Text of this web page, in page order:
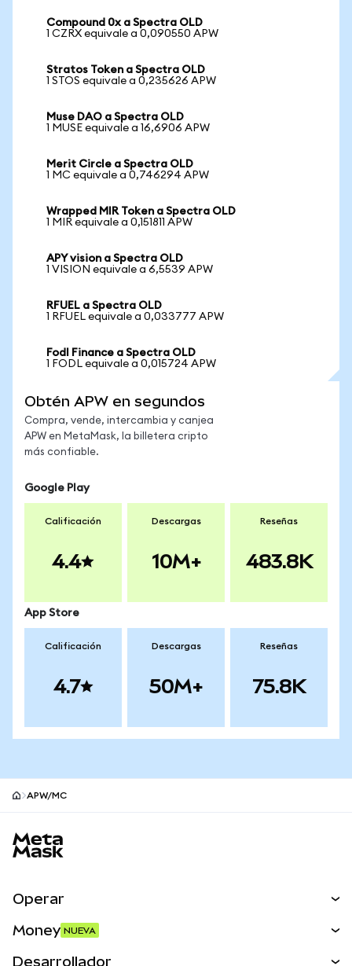
Compound 0x a Spectra OLD
1 CZRX equivale a 0,090550 APW
Stratos Token a Spectra OLD
1 STOS equivale a 0,235626 APW
Muse DAO a Spectra OLD
1 MUSE equivale a 16,6906 APW
Merit Circle a Spectra OLD
1 MC equivale a 0,746294 APW
Wrapped MIR Token a Spectra OLD
1 MIR equivale a 0,151811 APW
APY vision a Spectra OLD
1 VISION equivale a 6,5539 APW
RFUEL a Spectra OLD
1 RFUEL equivale a 0,033777 APW
Fodl Finance a Spectra OLD
1 FODL equivale a 0,015724 APW
Obtén APW en segundos
Compra, vende, intercambia y canjea
APW en MetaMask, la billetera cripto
más confiable.
Google Play
Calificación
4.4
Descargas
10M+
Reseñas
483.8K
App Store
Calificación
4.7
Descargas
50M+
Reseñas
75.8K
APW/MC
Operar
Money NUEVA
Desarrollador